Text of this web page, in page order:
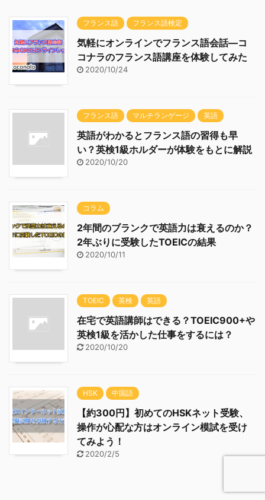
フランス語 フランス語検定
気軽にオンラインでフランス語会話―コ
コナラのフランス語講座を体験してみた
2020/10/24
フランス語 マルチランゲージ 英語
英語がわかるとフランス語の習得も早
い？英検1級ホルダーが体験をもとに解説
2020/10/20
コラム
2年間のブランクで英語力は衰えるのか？
2年ぶりに受験したTOEICの結果
2020/10/11
TOEIC 英検 英語
在宅で英語講師はできる？TOEIC900+や
英検1級を活かした仕事をするには？
2020/10/20
HSK 中国語
【約300円】初めてのHSKネット受験、
操作が心配な方はオンライン模試を受け
てみよう！
2020/2/5